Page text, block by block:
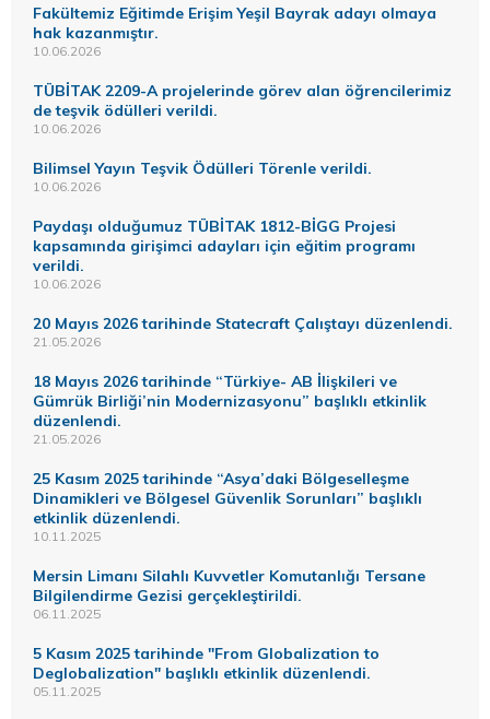
Fakültemiz Eğitimde Erişim Yeşil Bayrak adayı olmaya
hak kazanmıştır.
10.06.2026
TÜBİTAK 2209-A projelerinde görev alan öğrencilerimiz
de teşvik ödülleri verildi.
10.06.2026
Bilimsel Yayın Teşvik Ödülleri Törenle verildi.
10.06.2026
Paydaşı olduğumuz TÜBİTAK 1812-BİGG Projesi
kapsamında girişimci adayları için eğitim programı
verildi.
10.06.2026
20 Mayıs 2026 tarihinde Statecraft Çalıştayı düzenlendi.
21.05.2026
18 Mayıs 2026 tarihinde “Türkiye- AB İlişkileri ve
Gümrük Birliği’nin Modernizasyonu” başlıklı etkinlik
düzenlendi.
21.05.2026
25 Kasım 2025 tarihinde “Asya’daki Bölgeselleşme
Dinamikleri ve Bölgesel Güvenlik Sorunları” başlıklı
etkinlik düzenlendi.
10.11.2025
Mersin Limanı Silahlı Kuvvetler Komutanlığı Tersane
Bilgilendirme Gezisi gerçekleştirildi.
06.11.2025
5 Kasım 2025 tarihinde "From Globalization to
Deglobalization" başlıklı etkinlik düzenlendi.
05.11.2025